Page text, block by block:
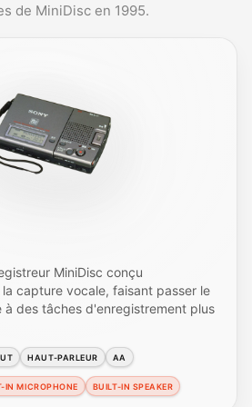
de MiniDisc en 1995.
MiniDisc conçu
capture vocale, faisant passer le
à des tâches d'enregistrement plus
HAUT-PARLEUR AA
IN MICROPHONE BUILT-IN SPEAKER